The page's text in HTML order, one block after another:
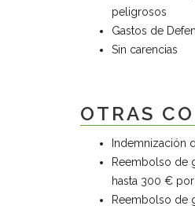
peligrosos
Gastos de
Sin carencias
OTRAS
Indemnización
Reembolso de
hasta 300 €
Reembolso de